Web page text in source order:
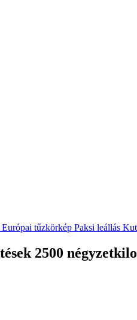
Európai tűzkörkép Paksi leállás
2500